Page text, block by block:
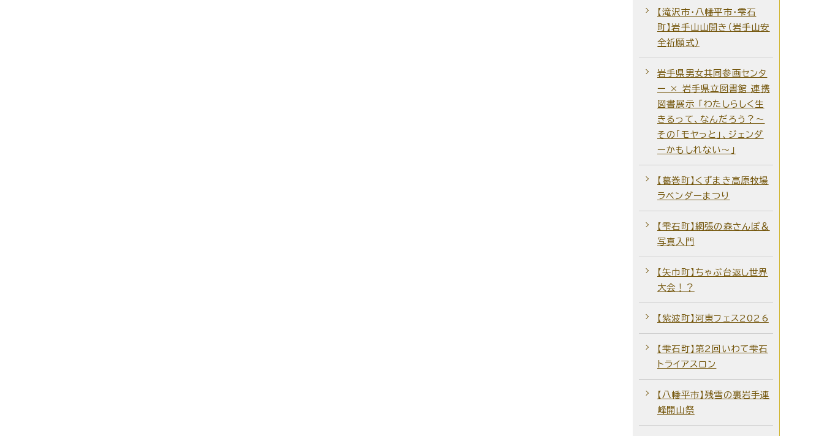
【滝沢市・八幡平市・雫石
町】岩手山山開き（岩手山安
全祈願式）
岩手県男女共同参画センタ
ー × 岩手県立図書館 連携
図書展示 「わたしらしく生
きるって、なんだろう？～
その「モヤっと」、ジェンダ
ーかもしれない～」
【葛巻町】くずまき高原牧場
ラベンダーまつり
【雫石町】網張の森さんぽ＆
写真入門
【矢巾町】ちゃぶ台返し世界
大会！？
【紫波町】河東フェス2026
【雫石町】第2回いわて雫石
トライアスロン
【八幡平市】残雪の裏岩手連
峰開山祭